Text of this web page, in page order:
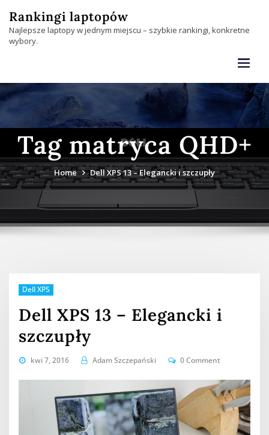
content
Rankingi laptopów
Najlepsze laptopy w jednym miejscu – szybkie rankingi, konkretne
wybory.
Tag matryca QHD+
Home Dell XPS 13 – Elegancki i szczupły
Dell XPS
Dell XPS 13 – Elegancki i
szczupły
kwi 7, 2016 Adam Szczepański 0 Comment